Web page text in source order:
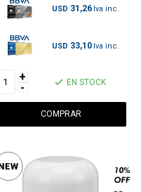
USD 31,26
USD 33,10
+
- EN STOCK